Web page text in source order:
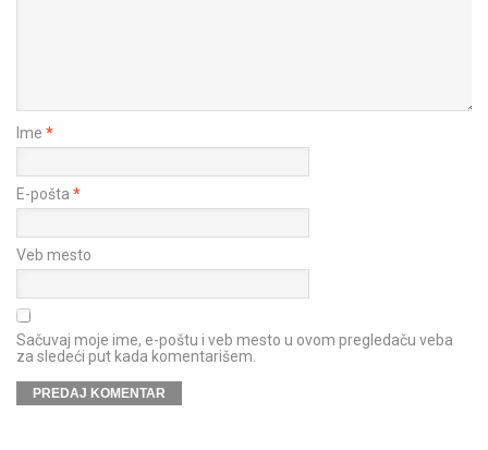
Ime *
E-pošta *
Veb mesto
Sačuvaj moje ime, e-poštu i veb mesto u ovom pregledaču veba
za sledeći put kada komentarišem.